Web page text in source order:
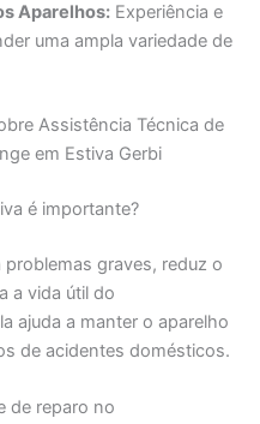
Aparelhos: Experiência e
uma ampla variedade de
Assistência Técnica de
em Estiva Gerbi
é importante?
graves, reduz o
a vida útil do
ajuda a manter o aparelho
de acidentes domésticos.
de reparo no